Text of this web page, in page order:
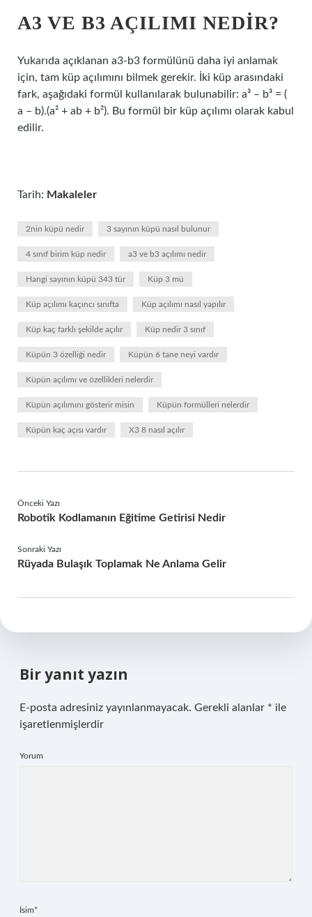
A3 VE B3 AÇILIMI NEDIR?
Yukarıda açıklanan a3-b3 formülünü daha iyi anlamak
için, tam küp açılımını bilmek gerekir. İki küp arasındaki
fark, aşağıdaki formül kullanılarak bulunabilir: a³ – b³ = (
a – b).(a² + ab + b²). Bu formül bir küp açılımı olarak kabul
edilir.
Tarih: Makaleler
2nin küpü nedir 3 sayının küpü nasıl bulunur
4 sınıf birim küp nedir a3 ve b3 açılımı nedir
Hangi sayının küpü 343 tür Küp 3 mü
Küp açılımı kaçıncı sınıfta Küp açılımı nasıl yapılır
Küp kaç farklı şekilde açılır Küp nedir 3 sınıf
Küpün 3 özelliği nedir Küpün 6 tane neyi vardır
Küpün açılımı ve özellikleri nelerdir
Küpün açılımını gösterir misin Küpün formülleri nelerdir
Küpün kaç açısı vardır X3 8 nasıl açılır
Önceki Yazı
Robotik Kodlamanın Eğitime Getirisi Nedir
Sonraki Yazı
Rüyada Bulaşık Toplamak Ne Anlama Gelir
Bir yanıt yazın
E-posta adresiniz yayınlanmayacak. Gerekli alanlar * ile
işaretlenmişlerdir
Yorum
İsim*